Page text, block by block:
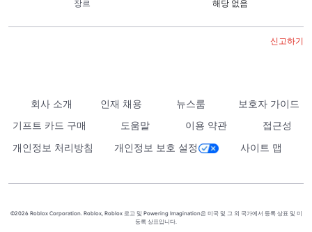
장르
해당 없음
신고하기
회사 소개 인재 채용 뉴스룸
보호자 가이드
기프트 카드 구매
도움말 이용 약관
접근성
개인정보 처리방침
개인정보 보호 설정 사이트 맵
©2026 Roblox Corporation. Roblox, Roblox 로고 및 Powering Imagination은 미국 및 그 외 국가에서 등록 상표 및 미
등록 상표입니다.